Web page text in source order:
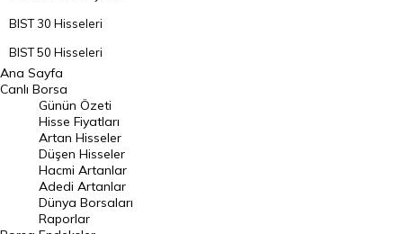
BIST 30 Hisseleri
BIST 50 Hisseleri
BIST 100 Hisseleri
En Çok Artan Hisseler
En Çok Düşen Hisseler
Hacmi Artanlar
Geçmiş Kapanışlar
Dünya Borsaları
Ana Sayfa
Canlı Borsa
Günün Özeti
Hisse Fiyatları
Artan Hisseler
Düşen Hisseler
Hacmi Artanlar
Adedi Artanlar
Dünya Borsaları
Raporlar